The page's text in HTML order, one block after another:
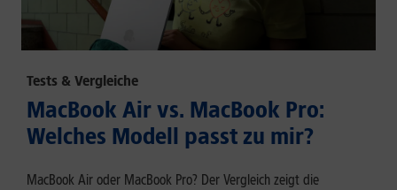
Tests & Vergleiche
MacBook Air vs. MacBook Pro:
Welches Modell passt zu mir?
MacBook Air oder MacBook Pro? Der Vergleich zeigt die